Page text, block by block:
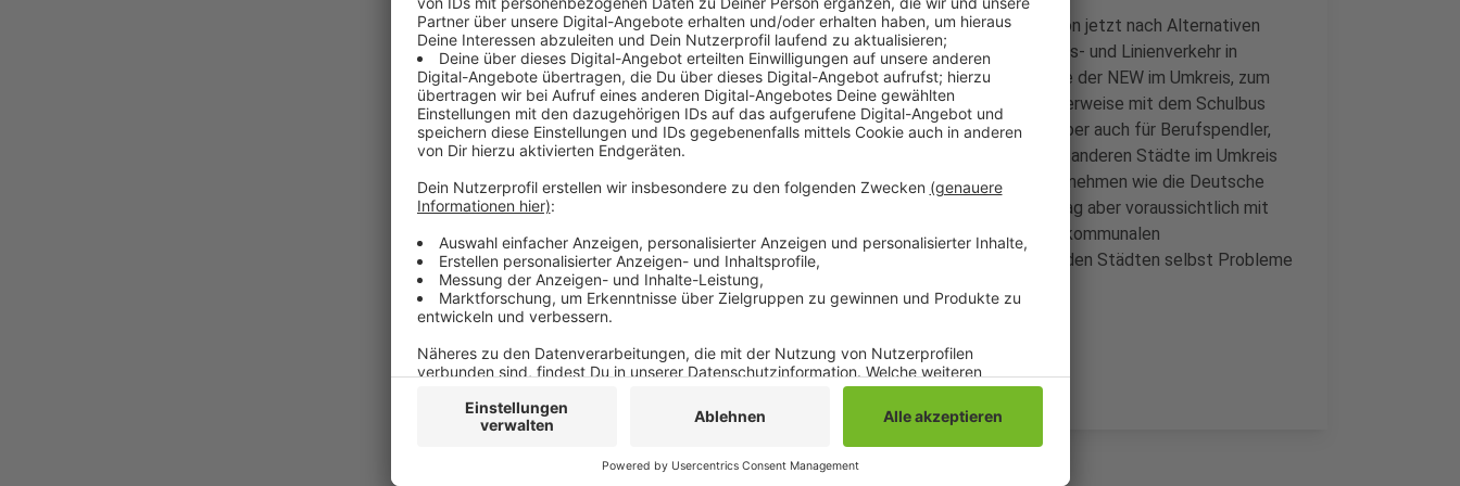
Berufspendler aber auch Eltern mit Schulkindern sollten sich schon jetzt nach Alternativen
umsehen. Laut NEW kommt am Donnerstag der gesamte Schulbus- und Linienverkehr in
Mönchengladbach zum Erliegen. Das betrifft auch die Linienbusse der NEW im Umkreis, zum
Beispiel im Kreis Viersen. Die NEW rät Eltern, deren Kinder normalerweise mit dem Schulbus
fahren, für Donnerstag eine Alternative zu organisieren. Das gilt aber auch für Berufspendler,
denn sowohl innerhalb Mönchengladbachs als auch innerhalb aller anderen Städte im Umkreis
wird der ÖPNV bestreikt. Ausgenommen sind überregionale Unternehmen wie die Deutsche
Bahn. Berufspendler aus Mönchengladbach müssen am Donnerstag aber voraussichtlich mit
entsprechend volleren Zügen rechnen. Weil außerdem sämtliche kommunalen
Verkehrsunternehmen bestreikt werden sollen, dürfte es dann in den Städten selbst Probleme
bei der Weiterfahrt vom Zielbahnhof zum Arbeitsplatz geben.